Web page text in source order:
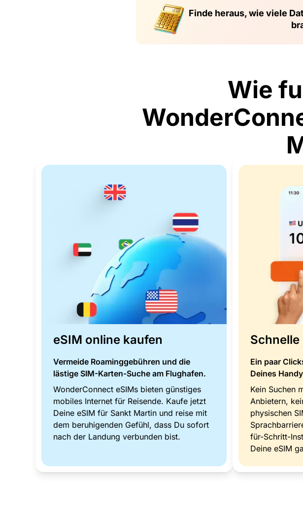
Finde heraus, wie viele
Wie
eSIM online kaufen
Vermeide Roaminggebühren und die
lästige SIM-Karten-Suche am Flughafen.
WonderConnect eSIMs bieten günstiges
mobiles Internet für Reisende. Kaufe jetzt
Deine eSIM für Sankt Martin und reise mit
dem beruhigenden Gefühl, dass Du sofort
nach der Landung verbunden bist.
Ein paar
Deines
Kein Suchen
Anbietern,
physischen
für-Schritt-
Deine eSIM